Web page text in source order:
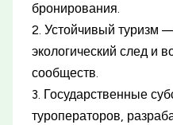
бронирования.
2. Устойчивый туризм
экологический след и
сообществ.
3. Государственные
туроператоров,